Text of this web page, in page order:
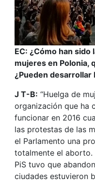
EC: ¿Cómo han
mujeres en Polonia,
¿Pueden
J T-B: “Huelga de
organización que ha
funcionar en 2016
las protestas de las
el Parlamento una
totalmente el aborto.
PiS tuvo que
ciudades estuvieron